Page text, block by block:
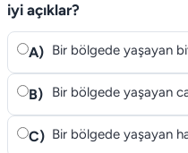
iyi açıklar?
A) Bir bölgede yaşayan
B) Bir bölgede yaşayan
C) Bir bölgede yaşayan